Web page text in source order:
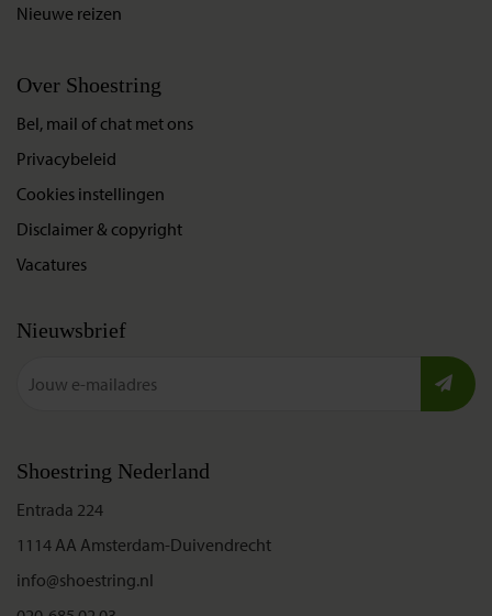
Nieuwe reizen
Over Shoestring
Bel, mail of chat met ons
Privacybeleid
Cookies instellingen
Disclaimer & copyright
Vacatures
Nieuwsbrief
Shoestring Nederland
Entrada 224
1114 AA Amsterdam-Duivendrecht
info@shoestring.nl